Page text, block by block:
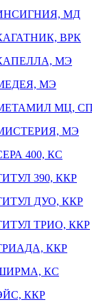
МД
ВРК
МЭ
МЭ
МЦ, СП в
МЭ
400, КС
390, ККР
ДУО, ККР
ТРИО, ККР
ККР
КС
ККР